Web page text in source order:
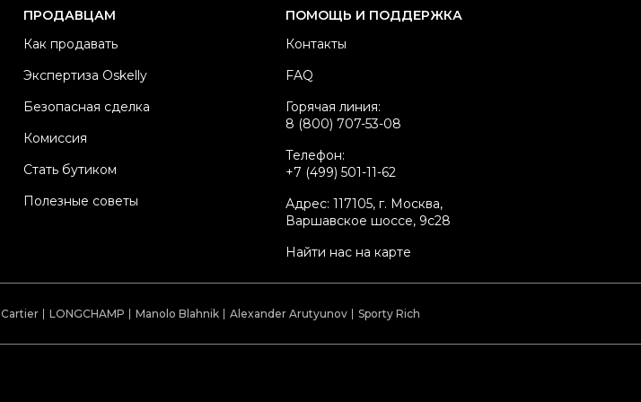
Состояние товара
Продавец
ПРОДАВЦАМ
Как продавать
Экспертиза Oskelly
Безопасная сделка
Комиссия
Стать бутиком
Полезные советы
ПОМОЩЬ И ПОДДЕРЖКА
Контакты
FAQ
Горячая линия:
8 (800) 707-53-08
Телефон:
+7 (499) 501-11-62
Адрес: 117105, г. Москва,
Варшавское шоссе, 9с28
Найти нас на карте
Cartier LONGCHAMP Manolo Blahnik Alexander Arutyunov Sporty Rich